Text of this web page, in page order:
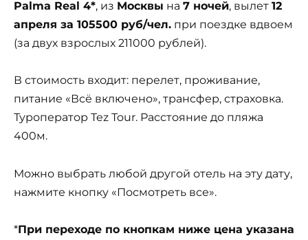
Palma Real 4*, из Москвы на 7 ночей, вылет 12
апреля за 105500 руб/чел. при поездке вдвоем
(за двух взрослых 211000 рублей).
В стоимость входит: перелет, проживание,
питание «Всё включено», трансфер, страховка.
Туроператор Tez Tour. Расстояние до пляжа
400м.
Можно выбрать любой другой отель на эту дату,
нажмите кнопку «Посмотреть все».
*При переходе по кнопкам ниже цена указана